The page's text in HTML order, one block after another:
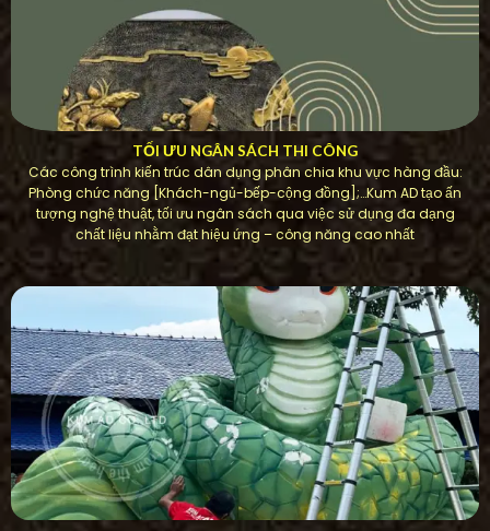
TỐI ƯU NGÂN SÁCH THI CÔNG
Các công trình kiến ​​trúc dân dụng phân chia khu vực hàng đầu:
Phòng chức năng [Khách-ngủ-bếp-cộng đồng];…Kum AD tạo ấn
tượng nghệ thuật, tối ưu ngân sách qua việc sử dụng đa dạng
chất liệu nhằm đạt hiệu ứng – công năng cao nhất